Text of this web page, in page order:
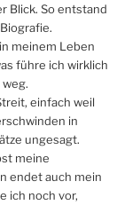
Blick. So entstand
meinem Leben
führe ich wirklich
einfach weil
in
ungesagt.
meine
endet auch mein
ich noch vor,